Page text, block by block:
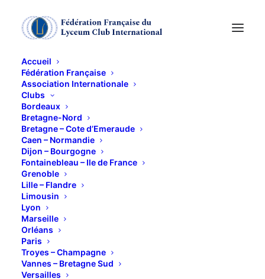
Accueil
Fédération Française
Association Internationale
Clubs
Bordeaux
Bretagne-Nord
Bretagne – Cote d’Emeraude
Caen – Normandie
Dijon – Bourgogne
Fontainebleau – Ile de France
Grenoble
Lille – Flandre
Limousin
Lyon
Marseille
Orléans
Paris
Troyes – Champagne
Vannes – Bretagne Sud
Versailles
KFé-rencontres
5 OCTOBRE 2012